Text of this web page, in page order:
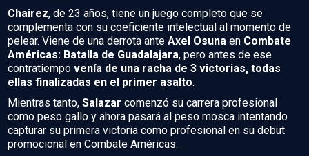
Chairez, de 23 años, tiene un juego completo que se
complementa con su coeficiente intelectual al momento de
pelear. Viene de una derrota ante Axel Osuna en Combate
Américas: Batalla de Guadalajara, pero antes de ese
contratiempo venía de una racha de 3 victorias, todas
ellas finalizadas en el primer asalto.
Mientras tanto, Salazar comenzó su carrera profesional
como peso gallo y ahora pasará al peso mosca intentando
capturar su primera victoria como profesional en su debut
promocional en Combate Américas.